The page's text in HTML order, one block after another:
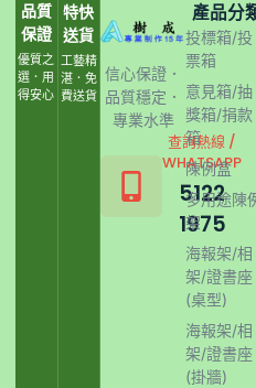
品質
保證
優質之
選．用
得安心
特快
送貨
工藝精
湛．免
費送貨
信心保證．
品質穩定．
專業水準
查詢熱線 /
WHATSAPP
5122
1975
產品分
投標箱/投
票箱
意見箱/抽
獎箱/捐款
箱
陳例盒
多用途陳
架
海報架/相
架/證書座
(桌型)
海報架/相
架/證書座
(掛牆)